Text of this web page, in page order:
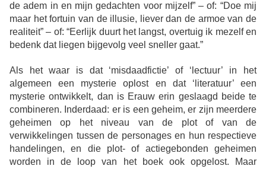
de adem in en mijn gedachten voor mijzelf” – of: “Doe mij
maar het fortuin van de illusie, liever dan de armoe van de
realiteit” – of: “Eerlijk duurt het langst, overtuig ik mezelf en
bedenk dat liegen bijgevolg veel sneller gaat.”
Als het waar is dat ‘misdaadfictie’ of ‘lectuur’
in het
algemeen een mysterie oplost en dat ‘literatuur’ een
mysterie ontwikkelt, dan is Erauw erin geslaagd beide te
combineren. Inderdaad: er is een geheim, er zijn meerdere
geheimen op het niveau van de plot of van de
verwikkelingen tussen de personages en hun respectieve
handelingen, en die plot- of actiegebonden geheimen
worden in de loop van het boek ook opgelost. Maar